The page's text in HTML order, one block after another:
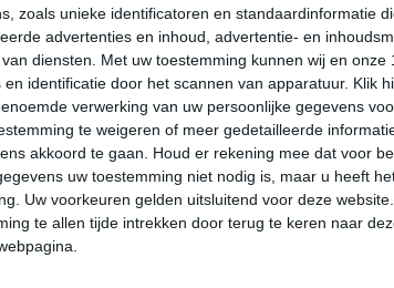
zoals unieke identificatoren en standaardinformatie
advertenties en inhoud, advertentie- en
diensten.
Met uw toestemming kunnen wij en onze
identificatie door het scannen van apparatuur. Klik
verwerking van uw persoonlijke gegevens
te weigeren of meer gedetailleerde
akkoord te gaan.
Houd er rekening mee dat voor
uw toestemming niet nodig is, maar u heeft
Uw voorkeuren gelden uitsluitend voor deze
te allen tijde intrekken door terug te keren naar
03:00 09:00
03:00 09:00
2 NO 1 Z 1